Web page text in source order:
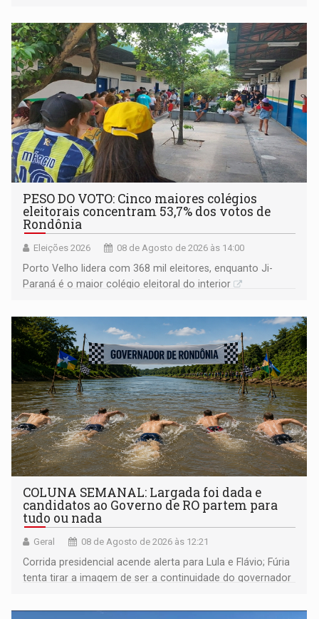
PESO DO VOTO: Cinco maiores colégios
eleitorais concentram 53,7% dos votos de
Rondônia
Eleições 2026 08 de Agosto de 2026 às 14:00
Porto Velho lidera com 368 mil eleitores, enquanto Ji-
Paraná é o maior colégio eleitoral do interior
COLUNA SEMANAL: Largada foi dada e
candidatos ao Governo de RO partem para
tudo ou nada
Geral 08 de Agosto de 2026 às 12:21
Corrida presidencial acende alerta para Lula e Flávio; Fúria
tenta tirar a imagem de ser a continuidade do governador
não ter entrado no modo eleição; ABAV faz evento em